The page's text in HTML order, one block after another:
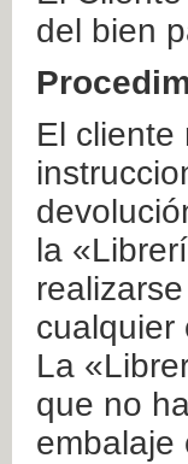
del bien
El cliente
la
cualquier
La
que no
embalaje